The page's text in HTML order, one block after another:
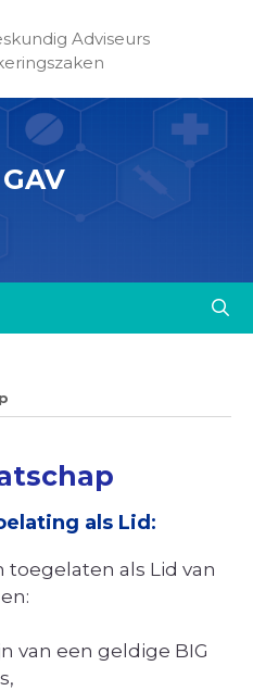
Adviseurs
als Lid :
als Lid van
van een geldige BIG